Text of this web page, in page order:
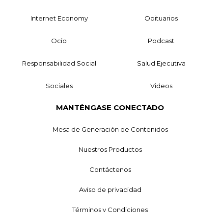
Internet Economy Obituarios
Ocio Podcast
Responsabilidad Social Salud Ejecutiva
Sociales Videos
MANTÉNGASE CONECTADO
Mesa de Generación de Contenidos
Nuestros Productos
Contáctenos
Aviso de privacidad
Términos y Condiciones